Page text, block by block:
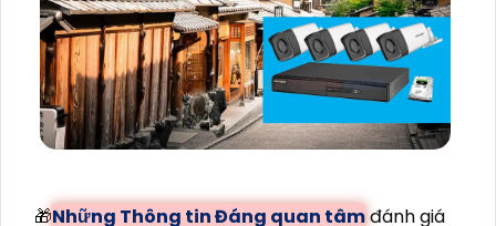
🎁Những Thông tin Đáng quan tâmđánh giá